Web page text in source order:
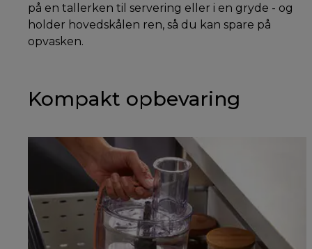
på en tallerken til servering eller i en gryde - og
holder hovedskålen ren, så du kan spare på
opvasken.
Kompakt opbevaring